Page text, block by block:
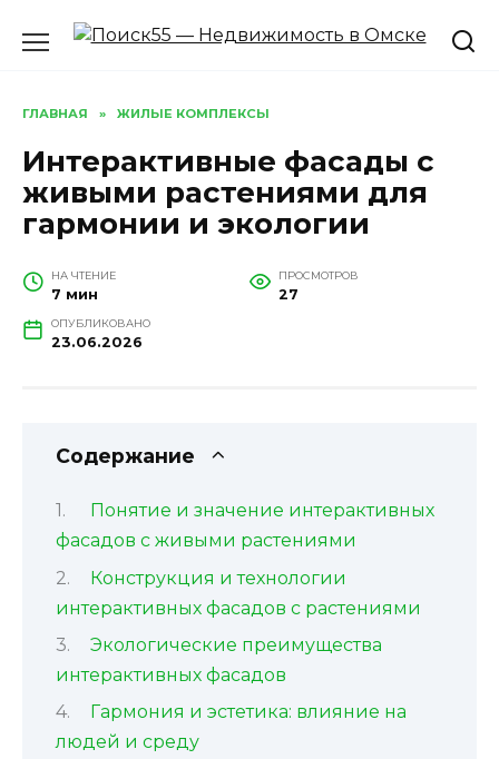
ГЛАВНАЯ » ЖИЛЫЕ КОМПЛЕКСЫ
Интерактивные фасады с
живыми растениями для
гармонии и экологии
НА ЧТЕНИЕ
7 мин
ПРОСМОТРОВ
27
ОПУБЛИКОВАНО
23.06.2026
Содержание
Понятие и значение интерактивных
фасадов с живыми растениями
Конструкция и технологии
интерактивных фасадов с растениями
Экологические преимущества
интерактивных фасадов
Гармония и эстетика: влияние на
людей и среду